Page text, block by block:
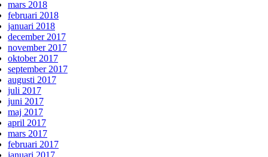
mars 2018
februari 2018
januari 2018
december 2017
november 2017
oktober 2017
september 2017
augusti 2017
juli 2017
juni 2017
maj 2017
april 2017
mars 2017
februari 2017
januari 2017